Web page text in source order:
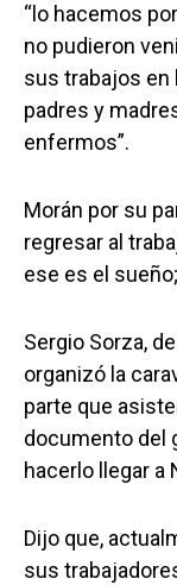
“lo hacemos
no pudieron
sus trabajos en
padres y
enfermos”.
Morán por su
regresar al
ese es el
Sergio Sorza,
organizó la
parte que
documento del
hacerlo llegar a
Dijo que,
sus